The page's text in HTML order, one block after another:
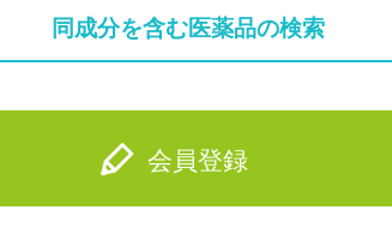
同成分を含む医薬品の検索
会員登録